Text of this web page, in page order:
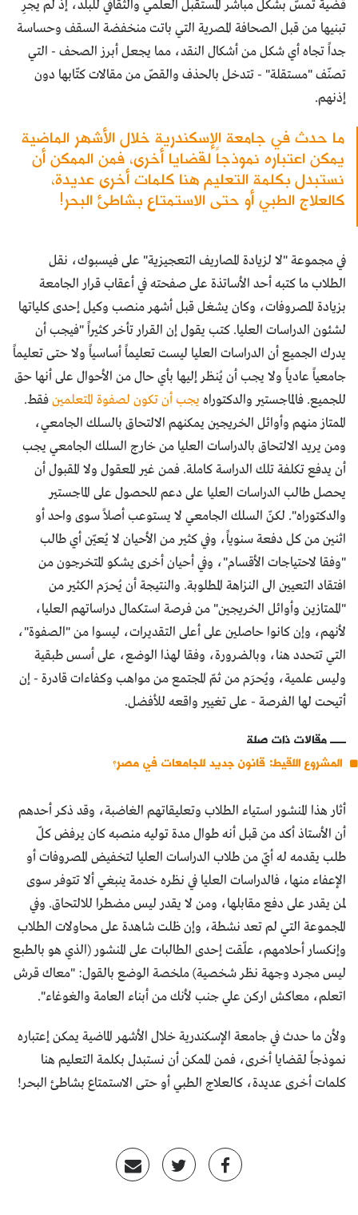
قضية تمسّ بشكل مباشر المستقبل العلمي والثقافي للبلد، إذ لم يجرِ
تبنيها من قبل الصحافة المصرية التي باتت منخفضة السقف وحساسة
جداً تجاه أي شكل من أشكال النقد، مما يجعل أبرز الصحف - التي
تصنّف "مستقلة" - تتدخل بالحذف والقصّ من مقالات كتّابها دون
إذنهم.
ما حدث في جامعة الإسكندرية خلال الأشهر الماضية
يمكن اعتباره نموذجاً لقضايا أخرى، فمن الممكن أن
نستبدل بكلمة التعليم هنا كلمات أخرى عديدة،
كالعلاج الطبي أو حتى الاستمتاع بشاطئ البحر!
في مجموعة "لا لزيادة المصاريف التعجيزية" على فيسبوك، نقل
الطلاب ما كتبه أحد الأساتذة على صفحته في أعقاب قرار الجامعة
بزيادة المصروفات، وكان يشغل قبل أشهر منصب وكيل إحدى كلياتها
لشئون الدراسات العليا. كتب يقول إن القرار تأخر كثيراً "فيجب أن
يدرك الجميع أن الدراسات العليا ليست تعليماً أساسياً ولا حتى تعليماً
جامعياً عادياً ولا يجب أن يُنظر إليها بأي حال من الأحوال على أنها حق
للجميع. فالماجستير والدكتوراه يجب أن تكون لصفوة المتعلمينفقط.
الممتاز منهم وأوائل الخريجين يمكنهم الالتحاق بالسلك الجامعي،
ومن يريد الالتحاق بالدراسات العليا من خارج السلك الجامعي يجب
أن يدفع تكلفة تلك الدراسة كاملة. فمن غير المعقول ولا المقبول أن
يحصل طالب الدراسات العليا على دعم للحصول على الماجستير
والدكتوراه". لكنّ السلك الجامعي لا يستوعب أصلاً سوى واحد أو
اثنين من كل دفعة سنوياً، وفي كثير من الأحيان لا يُعيّن أي طالب
"وفقا لاحتياجات الأقسام"، وفي أحيان أخرى يشكو المتخرجون من
افتقاد التعيين الى النزاهة المطلوبة. والنتيجة أن يُحرَم الكثير من
"الممتازين وأوائل الخريجين" من فرصة استكمال دراساتهم العليا،
لأنهم، وإن كانوا حاصلين على أعلى التقديرات، ليسوا من "الصفوة"،
التي تتحدد هنا، وبالضرورة، وفقا لهذا الوضع، على أسس طبقية
وليس علمية، ويُحرَم من ثمّ المجتمع من مواهب وكفاءات قادرة - إن
أتيحت لها الفرصة - على تغيير واقعه للأفضل.
مقالات ذات صلة
المشروع اللقيط: قانون جديد للجامعات في مصر؟
أثار هذا المنشور استياء الطلاب وتعليقاتهم الغاضبة، وقد ذكر أحدهم
أن الأستاذ أكد من قبل أنه طوال مدة توليه منصبه كان يرفض كلّ
طلب يقدمه له أيّ من طلاب الدراسات العليا لتخفيض المصروفات أو
الإعفاء منها، فالدراسات العليا في نظره خدمة ينبغي ألا تتوفر سوى
لمن يقدر على دفع مقابلها، ومن لا يقدر ليس مضطرا للالتحاق. وفي
المجموعة التي لم تعد نشطة، وإن ظلت شاهدة على محاولات الطلاب
وإنكسار أحلامهم، علّقت إحدى الطالبات على المنشور (الذي هو بالطبع
ليس مجرد وجهة نظر شخصية) ملخصة الوضع بالقول: "معاك قرش
اتعلم، معاكش اركن علي جنب لأنك من أبناء العامة والغوغاء".
ولأن ما حدث في جامعة الإسكندرية خلال الأشهر الماضية يمكن إعتباره
نموذجاً لقضايا أخرى، فمن الممكن أن نستبدل بكلمة التعليم هنا
كلمات أخرى عديدة، كالعلاج الطبي أو حتى الاستمتاع بشاطئ البحر!